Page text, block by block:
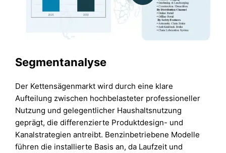
Segmentanalyse
Der Kettensägenmarkt wird durch eine klare
Aufteilung zwischen hochbelasteter professioneller
Nutzung und gelegentlicher Haushaltsnutzung
geprägt, die differenzierte Produktdesign- und
Kanalstrategien antreibt. Benzinbetriebene Modelle
führen die installierte Basis an, da Laufzeit und